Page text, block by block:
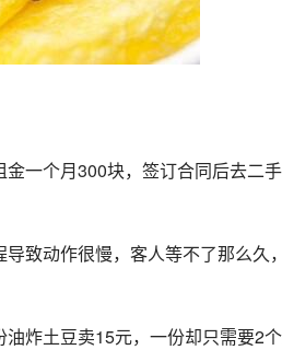
一个月300块，签订合同后去二
致动作很慢，客人等不了那么久
炸土豆卖15元，一份却只需要2